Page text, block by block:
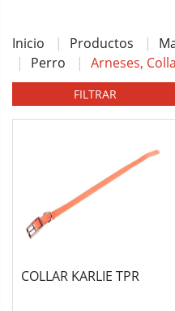
Inicio Productos
Perro
Arneses,
FILTRAR
COLLAR KARLIE TPR